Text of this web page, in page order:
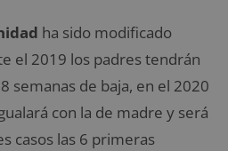
ha sido modificado
el 2019 los padres tendrán
semanas de baja, en el 2020
con la de madre y será
casos las 6 primeras